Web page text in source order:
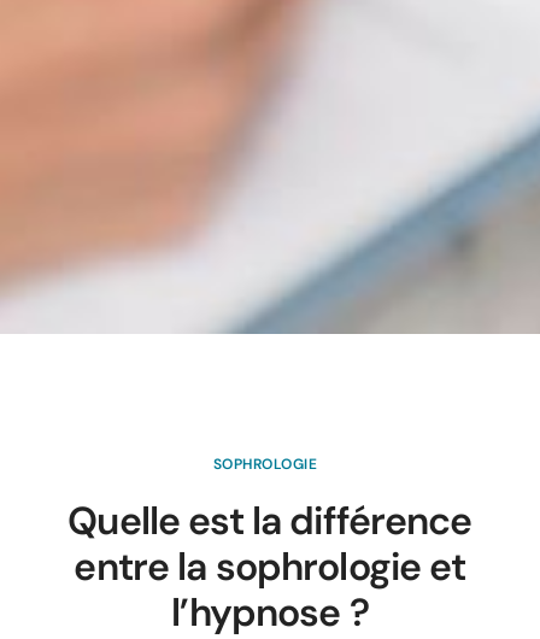
SOPHROLOGIE
Quelle est la différence
entre la sophrologie et
l’hypnose ?